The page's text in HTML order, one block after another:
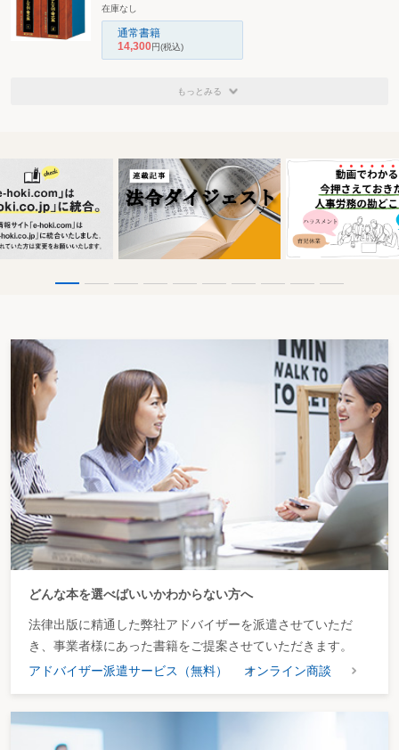
在庫なし
通常書籍
14,300円(税込)
もっとみる
どんな本を選べばいいかわからない方へ
法律出版に精通した弊社アドバイザーを派遣させていただ
き、事業者様にあった書籍をご提案させていただきます。
アドバイザー派遣サービス（無料）
オンライン商談